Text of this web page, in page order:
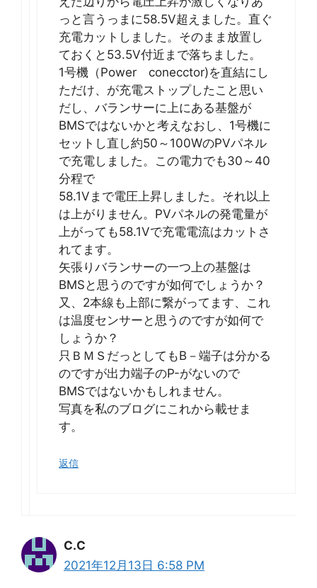
っと言うっまに58.5V超えました。直ぐ
充電カットしました。そのまま放置し
ておくと53.5V付近まで落ちました。
1号機（Power conecctor)を直結にし
ただけ、が充電ストップしたこと思い
だし、バランサーに上にある基盤が
BMSではないかと考えなおし、1号機に
セットし直し約50～100WのPVパネル
で充電しました。この電力でも30～40
分程で
58.1Vまで電圧上昇しました。それ以上
は上がりません。PVパネルの発電量が
上がっても58.1Vで充電電流はカットさ
れてます。
矢張りバランサーの一つ上の基盤は
BMSと思うのですが如何でしょうか？
又、2本線も上部に繋がってます、これ
は温度センサーと思うのですが如何で
しょうか？
只ＢＭＳだっとしてもB－端子は分かる
のですが出力端子のP-がないので
BMSではないかもしれません。
写真を私のブログにこれから載せま
す。
返信
C.C
2021年12月13日 6:58 PM